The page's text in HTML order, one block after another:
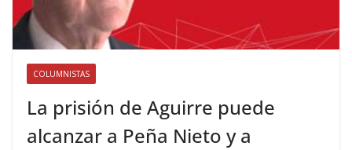
COLUMNISTAS
La prisión de Aguirre puede
alcanzar a Peña Nieto y a